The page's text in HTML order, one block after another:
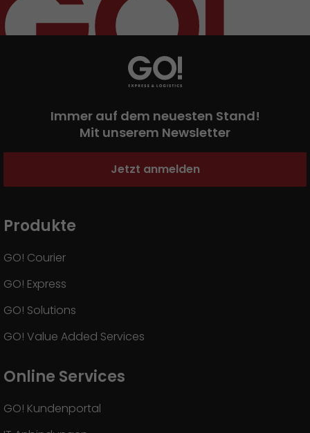
Immer auf dem neuesten Stand!
Mit unserem Newsletter
Jetzt anmelden
Produkte
GO! Courier
GO! Express
GO! Solutions
GO! Value Added Services
Online Services
GO! Kundenportal